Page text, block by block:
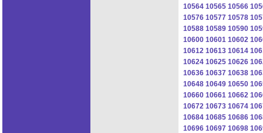
10564 10565 10566
10576 10577 10578
10588 10589 10590
10600 10601 10602
10612 10613 10614
10624 10625 10626
10636 10637 10638
10648 10649 10650
10660 10661 10662
10672 10673 10674
10684 10685 10686
10696 10697 10698